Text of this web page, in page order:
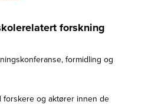
forskning
formidling og
forskere og aktører innen de